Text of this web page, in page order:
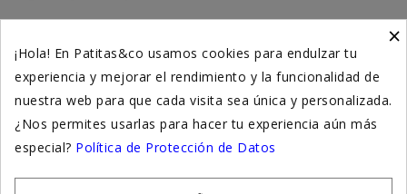
Suplementación natural
Otros
×
¡Hola! En Patitas&co usamos cookies para endulzar tu
experiencia y mejorar el rendimiento y la funcionalidad de
nuestra web para que cada visita sea única y personalizada.
¿Nos permites usarlas para hacer tu experiencia aún más
especial? Política de Protección de Datos